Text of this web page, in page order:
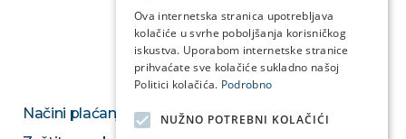
Načini plaćanja
Ova internetska stranica upotrebljava
kolačiće u svrhe poboljšanja korisničkog
iskustva. Uporabom internetske stranice
prihvaćate sve kolačiće sukladno našoj
Politici kolačića. Podrobno
NUŽNO POTREBNI KOLAČIĆI